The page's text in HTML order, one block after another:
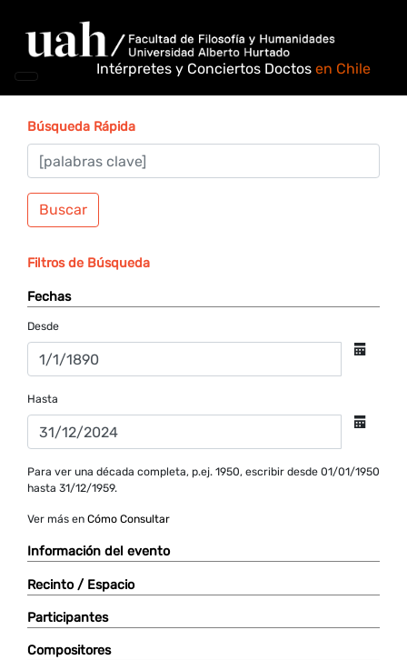
Intérpretes y Conciertos Doctos en Chile
Búsqueda Rápida
Buscar
Filtros de Búsqueda
Fechas
Desde
Hasta
Para ver una década completa, p.ej. 1950, escribir desde 01/01/1950
hasta 31/12/1959.
Ver más en Cómo Consultar
Información del evento
Recinto / Espacio
Participantes
Compositores